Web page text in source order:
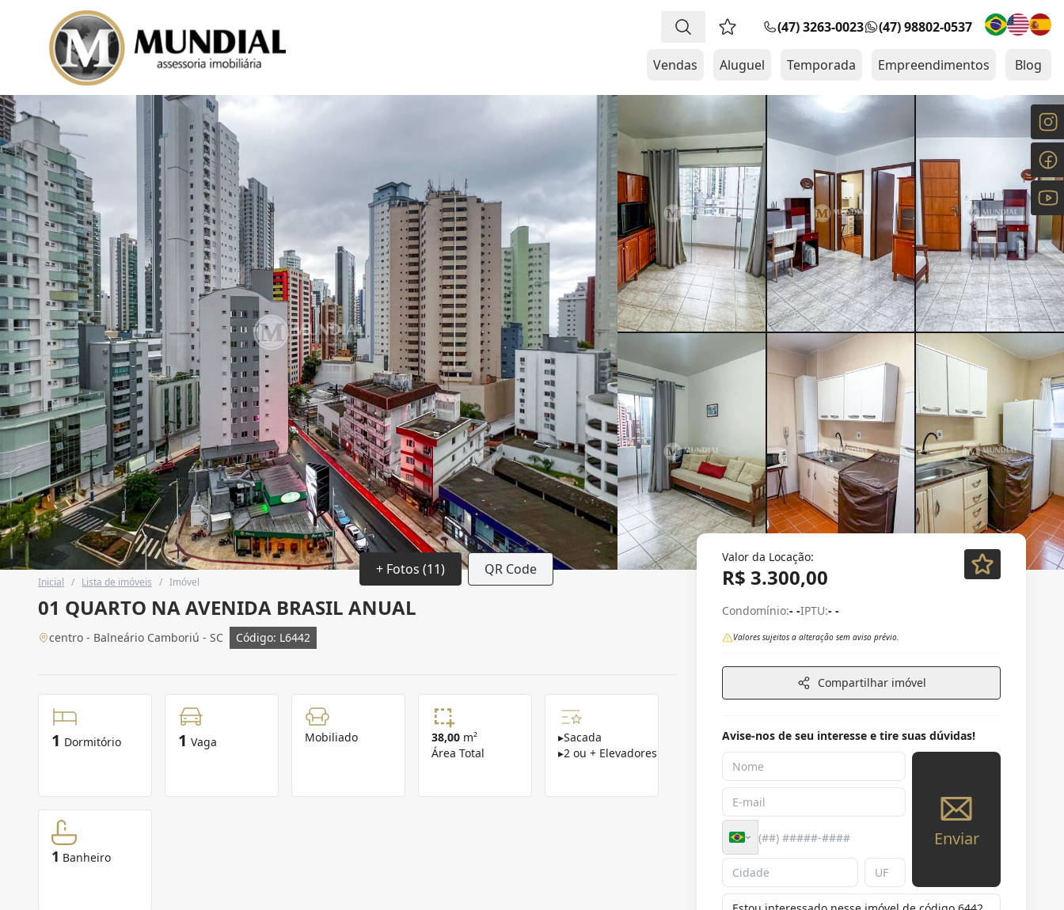
Favoritos (0 itens)
(47) 3263-0023 (47) 98802-0537
Vendas Aluguel Temporada Empreendimentos Blog
+ Fotos (11) QR Code
Inicial / Lista de imóveis / Imóvel
01 QUARTO NA AVENIDA BRASIL ANUAL
centro - Balneário Camboriú - SC Código: L6442
1 Dormitório 1 Vaga Mobiliado 38,00 m²
Área Total
▸Sacada
▸2 ou + Elevadores
1 Banheiro
Valor da Locação:
R$ 3.300,00
Condomínio:- -IPTU:- -
Valores sujeitos a alteração sem aviso prévio.
Compartilhar imóvel
Avise-nos de seu interesse e tire suas dúvidas!
Enviar